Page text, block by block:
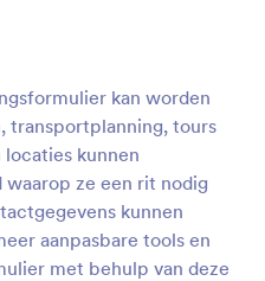
kan worden
transportplanning, tours
kunnen
ze een rit nodig
kunnen
aanpasbare tools en
met behulp van deze